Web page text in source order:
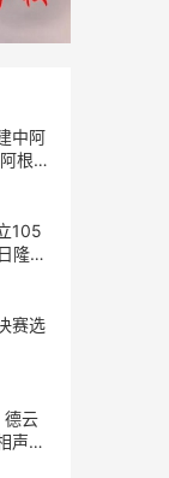
中阿
根廷
105
隆重
赛选
德云
声专
美风